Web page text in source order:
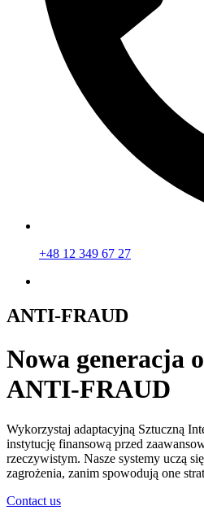
+48 12 349 67 27
ANTI-FRAUD
Nowa generacja
ANTI-FRAUD
Wykorzystaj adaptacyjną Sztuczną
instytucję finansową przed
rzeczywistym. Nasze systemy uczą
zagrożenia, zanim spowodują one
Contact us